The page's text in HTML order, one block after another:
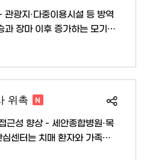
광지·다중이용시설 등 방역
하기 위해 하절기 집중 방역
위촉
근성 향상 - 세안종합병원·목
협력의사 1명을 신규 위촉하